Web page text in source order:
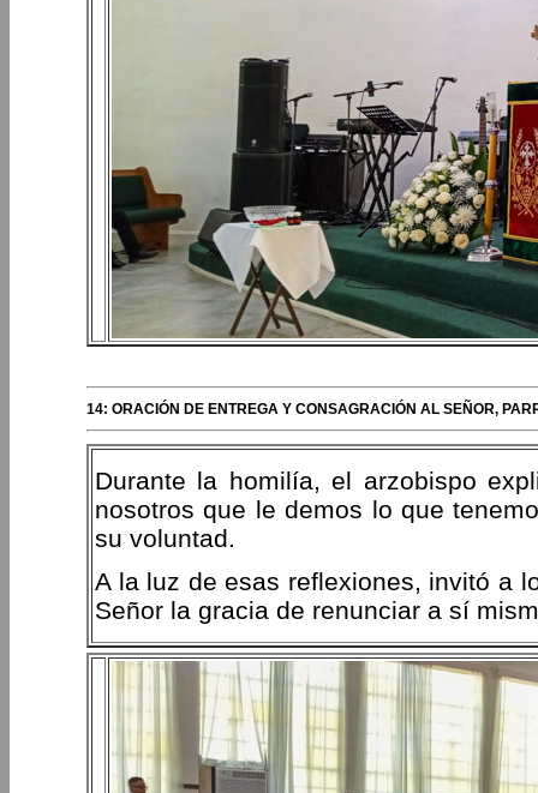
14: ORACIÓN DE ENTREGA Y CONSAGRACIÓN AL SEÑOR,
Durante la homilía, el arzobispo
nosotros que le demos lo que
su voluntad.
A la luz de esas reflexiones, invitó a
Señor la gracia de renunciar a sí